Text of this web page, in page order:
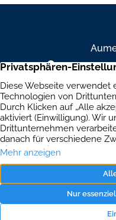
Wohnung besticht durch
+49
Immobilien